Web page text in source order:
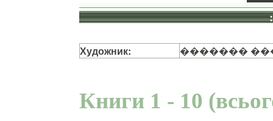
Художник: �������
Книги 1 - 10